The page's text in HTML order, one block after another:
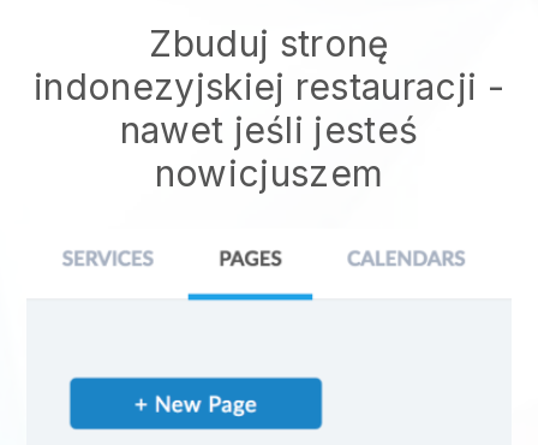
Zbuduj stronę
indonezyjskiej restauracji -
nawet jeśli jesteś
nowicjuszem